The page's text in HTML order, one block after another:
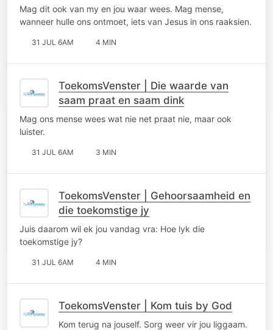
Mag dit ook van my en jou waar wees. Mag mense,
wanneer hulle ons ontmoet, iets van Jesus in ons raaksien.
31 JUL 6AM 4 MIN
ToekomsVenster | Die waarde van
saam praat en saam dink
Mag ons mense wees wat nie net praat nie, maar ook
luister.
31 JUL 6AM 3 MIN
ToekomsVenster | Gehoorsaamheid en
die toekomstige jy
Juis daarom wil ek jou vandag vra: Hoe lyk die
toekomstige jy?
31 JUL 6AM 4 MIN
ToekomsVenster | Kom tuis by God
Kom terug na jouself. Sorg weer vir jou liggaam.